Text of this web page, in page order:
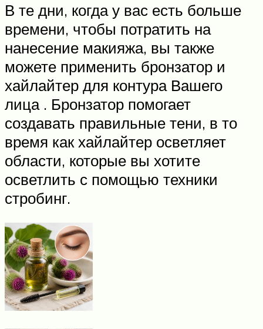
В те дни, когда у вас есть больше
времени, чтобы потратить на
нанесение макияжа, вы также
можете применить бронзатор и
хайлайтер для контура Вашего
лица . Бронзатор помогает
создавать правильные тени, в то
время как хайлайтер осветляет
области, которые вы хотите
осветлить с помощью техники
стробинг.